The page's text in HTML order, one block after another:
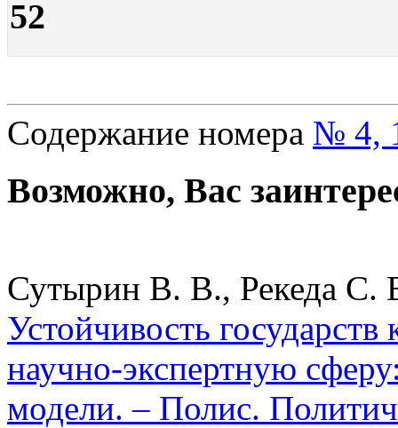
52
Содержание номера № 4,
Возможно, Вас
Сутырин В. В., Рекеда С.
Устойчивость
научно-экспертную
модели. – Полис.